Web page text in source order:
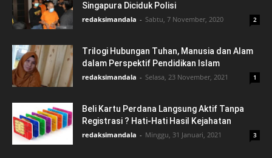
Singapura Diciduk Polisi
redaksimandala - Sabtu, 7 November, 2020 2
Trilogi Hubungan Tuhan, Manusia dan Alam
dalam Perspektif Pendidikan Islam
redaksimandala - Selasa, 23 November, 2021 1
Beli Kartu Perdana Langsung Aktif Tanpa
Registrasi ? Hati-Hati Hasil Kejahatan
redaksimandala - Minggu, 31 Januari, 2021 3